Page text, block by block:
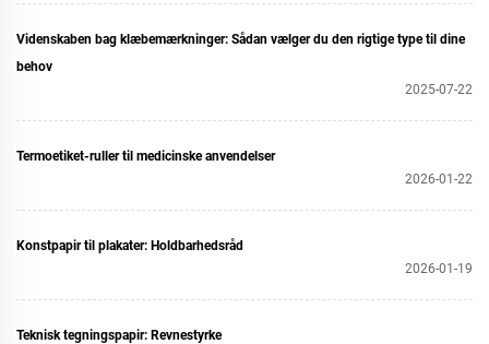
Videnskaben bag klæbemærkninger: Sådan vælger du den rigtige type til dine
behov
2025-07-22
Termoetiket-ruller til medicinske anvendelser
2026-01-22
Konstpapir til plakater: Holdbarhedsråd
2026-01-19
Teknisk tegningspapir: Revnestyrke